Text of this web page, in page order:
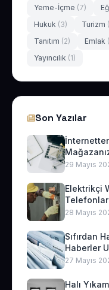
Yeme-İçme (7)
Hukuk (3) Turizm
Tanıtım (2) Emlak
Yayıncılık (1)
Son Yazılar
29 Mayıs
Elektrikçi
28 Mayıs
Sıfırdan
Haberler
27 Mayıs
Halı